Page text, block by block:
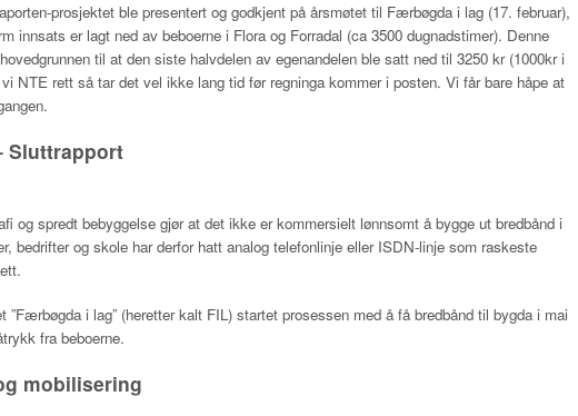
prosjektet ble presentert og godkjent på årsmøtet til Færbøgda i lag (17. februar),
innsats er lagt ned av beboerne i Flora og Forradal (ca 3500 dugnadstimer). Denne
til at den siste halvdelen av egenandelen ble satt ned til 3250 kr (1000kr i
NTE rett så tar det vel ikke lang tid før regninga kommer i posten. Vi får bare håpe at
Sluttrapport
og spredt bebyggelse gjør at det ikke er kommersielt lønnsomt å bygge ut bredbånd i
bedrifter og skole har derfor hatt analog telefonlinje eller ISDN-linje som raskeste
”Færbøgda i lag” (heretter kalt FIL) startet prosessen med å få bredbånd til bygda i mai
fra beboerne.
mobilisering